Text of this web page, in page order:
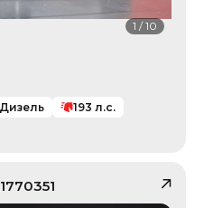
1 /10
Дизель 193 л.с.